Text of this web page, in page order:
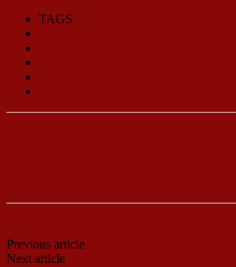
TAGS
Previous article
Next article